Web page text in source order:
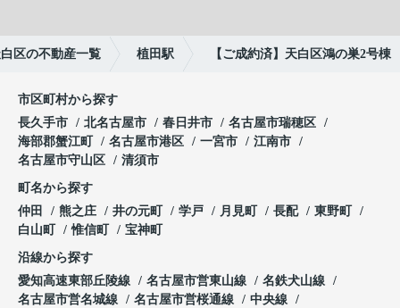
区の不動産一覧 植田駅 【ご成約済】天白区鴻の巣2号棟
市区町村から探す
長久手市
北名古屋市 春日井市
名古屋市瑞穂区
海部郡蟹江町
名古屋市港区 一宮市
江南市
名古屋市守山区
清須市
町名から探す
仲田
熊之庄 井の元町 学戸 月見町 長配
東野町
白山町
惟信町 宝神町
沿線から探す
愛知高速東部丘陵線
名古屋市営東山線
名鉄犬山線
名古屋市営名城線
名古屋市営桜通線
中央線